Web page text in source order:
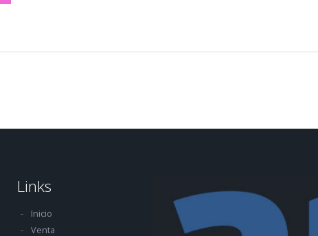
Links
Inicio
Venta